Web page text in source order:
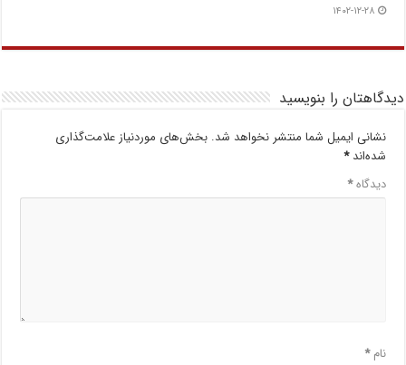
۱۴۰۲-۱۲-۲۸
دیدگاهتان را بنویسید
نشانی ایمیل شما منتشر نخواهد شد. بخش‌های موردنیاز علامت‌گذاری
شده‌اند*
دیدگاه*
نام*